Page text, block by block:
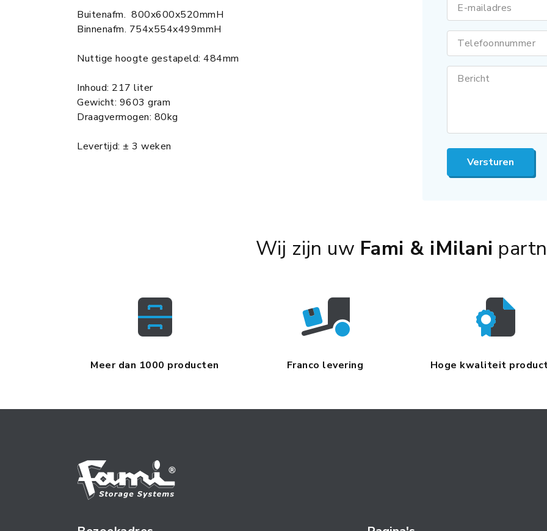
Buitenafm. 800x600x520mmH
Binnenafm. 754x554x499mmH
Nuttige hoogte gestapeld: 484mm
Inhoud: 217 liter
Gewicht: 9603 gram
Draagvermogen: 80kg
Levertijd: ± 3 weken
E-mailadres
Telefoonnummer
Bericht
Versturen
Wij zijn uw Fami & iMilani
Meer dan 1000 producten Franco levering Hoge kwaliteit